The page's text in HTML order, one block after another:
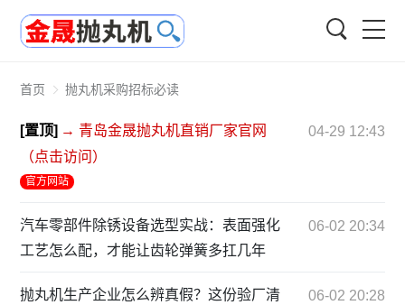
首页 抛丸机采购招标必读
[置顶] → 青岛金晟抛丸机直销厂家官网
（点击访问）
官方网站
04-29 12:43
汽车零部件除锈设备选型实战：表面强化
工艺怎么配，才能让齿轮弹簧多扛几年
06-02 20:34
抛丸机生产企业怎么辨真假？这份验厂清
06-02 20:28